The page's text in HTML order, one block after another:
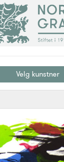
Velg kunstner